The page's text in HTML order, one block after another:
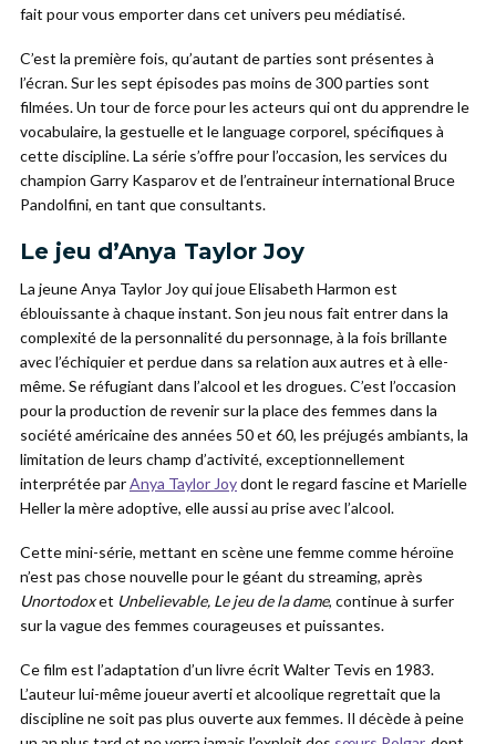
fait pour vous emporter dans cet univers peu médiatisé.
C’est la première fois, qu’autant de parties sont présentes à
l’écran. Sur les sept épisodes pas moins de 300 parties sont
filmées. Un tour de force pour les acteurs qui ont du apprendre le
vocabulaire, la gestuelle et le language corporel, spécifiques à
cette discipline. La série s’offre pour l’occasion, les services du
champion Garry Kasparov et de l’entraineur international Bruce
Pandolfini, en tant que consultants.
Le jeu d’Anya Taylor Joy
La jeune Anya Taylor Joy qui joue Elisabeth Harmon est
éblouissante à chaque instant. Son jeu nous fait entrer dans la
complexité de la personnalité du personnage, à la fois brillante
avec l’échiquier et perdue dans sa relation aux autres et à elle-
même. Se réfugiant dans l’alcool et les drogues. C’est l’occasion
pour la production de revenir sur la place des femmes dans la
société américaine des années 50 et 60, les préjugés ambiants, la
limitation de leurs champ d’activité, exceptionnellement
interprétée parAnya Taylor Joydont le regard fascine et Marielle
Heller la mère adoptive, elle aussi au prise avec l’alcool.
Cette mini-série, mettant en scène une femme comme héroïne
n’est pas chose nouvelle pour le géant du streaming, après
Unortodoxet Unbelievable, Le jeu de la dame, continue à surfer
sur la vague des femmes courageuses et puissantes.
Ce film est l’adaptation d’un livre écrit Walter Tevis en 1983.
L’auteur lui-même joueur averti et alcoolique regrettait que la
discipline ne soit pas plus ouverte aux femmes. Il décède à peine